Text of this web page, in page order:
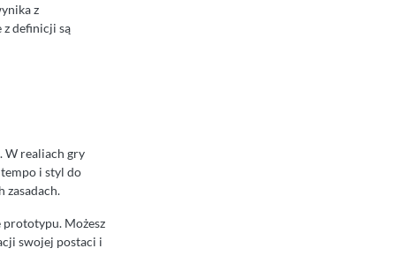
z
definicji są
W realiach gry
tempo i styl do
zasadach.
prototypu. Możesz
swojej postaci i